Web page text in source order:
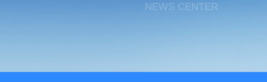
NEWS CENTER